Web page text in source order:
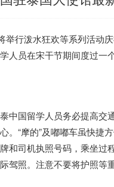
举行泼水狂欢等系列活动
人员在宋干节期间度过一
国留学人员务必提高交
“摩的”及嘟嘟车虽快捷
和司机执照号码，乘坐过
驾照。注意不要将护照等